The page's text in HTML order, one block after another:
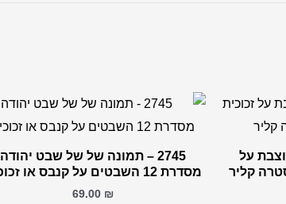
על
קליר
2745 – תמונה של של שבט יהודה
מסדרת 12 השבטים על קנבס או זכוכית
69.00 ₪